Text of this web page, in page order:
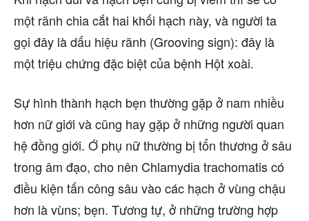
một rãnh chia cắt hai khối hạch này, và người ta
gọi đây là dấu hiệu rãnh (Grooving sign): đây là
một triệu chứng đặc biệt của bệnh Hột xoài.
Sự hình thành hạch bẹn thường gặp ở nam nhiều
hơn nữ giới và cũng hay gặp ở những người quan
hệ đồng giới. Ớ phụ nữ thường bị tổn thương ở sâu
trong âm đạo, cho nên Chlamy­dia trachomatis có
điều kiện tấn công sâu vào các hạch ở vùng chậu
hơn là vùns; bẹn. Tương tự, ở những trường hợp